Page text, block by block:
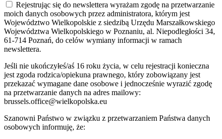
Rejestrując się do newslettera wyrażam zgodę na przetwarzanie
moich danych osobowych przez administratora, którym jest
Województwo Wielkopolskie z siedzibą Urzędu Marszałkowskiego
Województwa Wielkopolskiego w Poznaniu, al. Niepodległości 34,
61-714 Poznań, do celów wymiany informacji w ramach
newslettera.
Jeśli nie ukończyłeś/aś 16 roku życia, w celu rejestracji konieczna
jest zgoda rodzica/opiekuna prawnego, który zobowiązany jest
przekazać wymagane dane osobowe i jednocześnie wyrazić zgodę
na przetwarzanie danych na adres mailowy:
brussels.office@wielkopolska.eu
Szanowni Państwo w związku z przetwarzaniem Państwa danych
osobowych informuję, że: